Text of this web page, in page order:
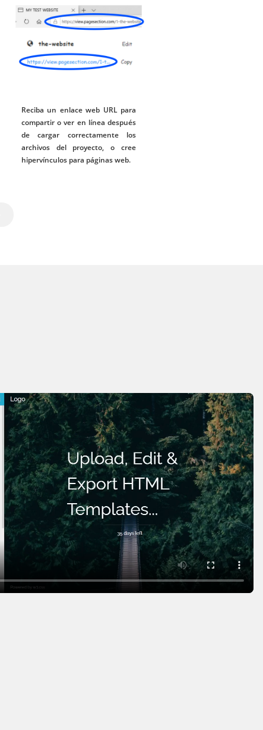
Reciba un enlace web URL para
compartir o ver en línea después
de cargar correctamente los
archivos del proyecto, o cree
hipervínculos para páginas web.